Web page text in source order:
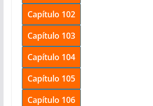
Capítulo 102
Capítulo 103
Capítulo 104
Capítulo 105
Capítulo 106